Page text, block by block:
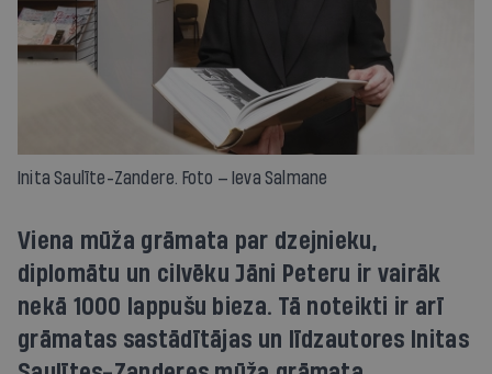
Inita Saulīte-Zandere. Foto — Ieva Salmane
Viena mūža grāmata par dzejnieku,
diplomātu un cilvēku Jāni Peteru ir vairāk
nekā 1000 lappušu bieza. Tā noteikti ir arī
grāmatas sastādītājas un līdzautores Initas